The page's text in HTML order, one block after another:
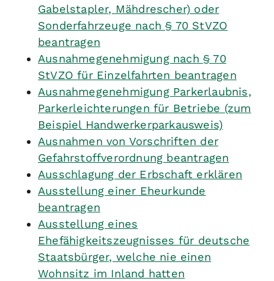
Gabelstapler, Mähdrescher) oder
Sonderfahrzeuge nach § 70 StVZO
beantragen
Ausnahmegenehmigung nach § 70
StVZO für Einzelfahrten beantragen
Ausnahmegenehmigung Parkerlaubnis,
Parkerleichterungen für Betriebe (zum
Beispiel Handwerkerparkausweis)
Ausnahmen von Vorschriften der
Gefahrstoffverordnung beantragen
Ausschlagung der Erbschaft erklären
Ausstellung einer Eheurkunde
beantragen
Ausstellung eines
Ehefähigkeitszeugnisses für deutsche
Staatsbürger, welche nie einen
Wohnsitz im Inland hatten